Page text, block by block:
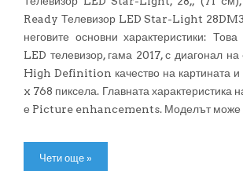
Ready Телевизор LED Star-Light
неговите основни характеристики:
LED телевизор, гама 2017, с диагонал
High Definition качество на картината и
x 768 пиксела. Главната характеристика
е Picture enhancements. Моделът може
Чети още »